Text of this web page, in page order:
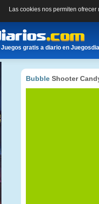
Las cookies nos permiten
gratis a diario en
Bubble Shooter